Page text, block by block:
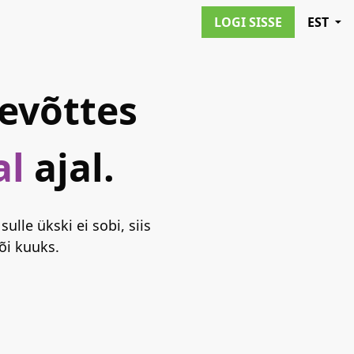
LOGI SISSE EST
ajal.
ükski ei sobi, siis
kuuks.